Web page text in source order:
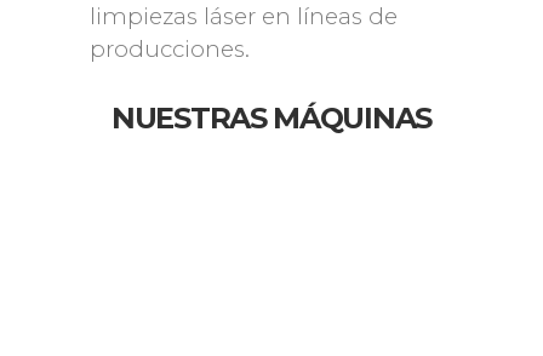
limpiezas láser en líneas de
producciones.
NUESTRAS MÁQUINAS